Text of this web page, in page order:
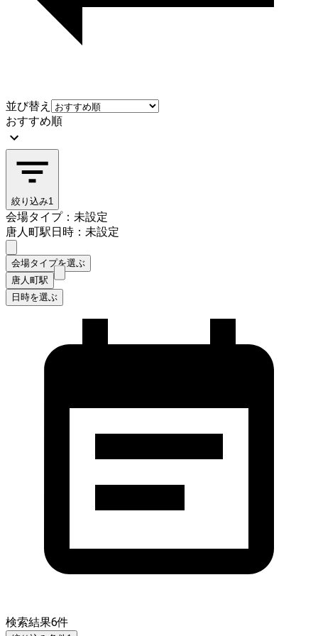
並び替え
おすすめ順
絞り込み1
会場タイプ：未設定
唐人町駅日時：未設定
会場タイプを選ぶ
唐人町駅
日時を選ぶ
検索結果6件